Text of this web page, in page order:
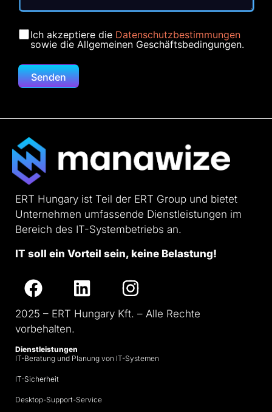
Ich akzeptiere die Datenschutzbestimmungen
sowie die Allgemeinen Geschäftsbedingungen.
Senden
ERT Hungary ist Teil der ERT Group und bietet
Unternehmen umfassende Dienstleistungen im
Bereich des IT-Systembetriebs an.
IT soll ein Vorteil sein, keine Belastung!
2025 – ERT Hungary Kft. – Alle Rechte
vorbehalten.
Dienstleistungen
IT-Beratung und Planung von IT-Systemen
IT-Sicherheit
Desktop-Support-Service